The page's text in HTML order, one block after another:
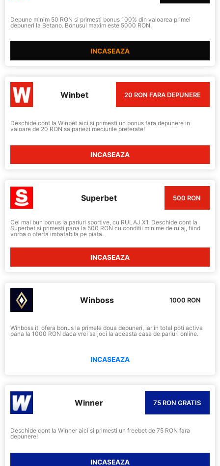
Depune minim 50 RON si primesti bonus 100% din valoarea primei
depuneri la Betano. Bonusul maxim este 5000 RON.
INCASEAZA
Winbet 20 RON FARA DEPUNERE
Deschide cont la Winbet aici si primesti un bonus fara depunere in
valoare de 20 RON sa pariezi meciurile preferate!
INCASEAZA
Superbet 500 RON
Cel mai bun bonus la pariuri sportive, cu RULAJ X1. Deschide cont la
Superbet si primesti pana la 500 RON cu conditii minime de rulaj, fiind
vorba o oferta imbatabila pe piata.
INCASEAZA
Winboss 1000 RON
Winboss iti ofera bonus la primele doua depuneri, iar in total poti activa
pana la 1000 RON daca vrei sa joci la aceasta casa de pariuri online.
INCASEAZA
Winner 75 RON GRATIS
Deschide cont la Winner aici si primesti un freebet de 75 RON fara
depunere!
INCASEAZA